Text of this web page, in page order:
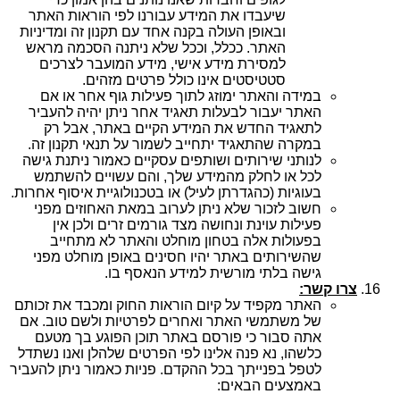
שיעבדו את המידע עבורנו לפי הוראות האתר
ובאופן העולה בקנה אחד עם תקנון זה ומדיניות
האתר. ככלל, וככל שלא ניתנה הסכמה מראש
למסירת מידע אישי, מידע המועבר לצרכים
סטטיסטים אינו כולל פרטים מזהים.
במידה והאתר ימוזג לתוך פעילות גוף אחר או אם
האתר יעבור לבעלות תאגיד אחר ניתן יהיה להעביר
לתאגיד החדש את המידע הקיים באתר, אבל רק
במקרה שהתאגיד יתחייב לשמור על תנאי תקנון זה.
לנותני שירותים ושותפים עסקיים כאמור ניתנת גישה
לכל או לחלק מהמידע שלך, והם עשויים להשתמש
בעוגיות (כהגדרתן לעיל) או בטכנולוגיית איסוף אחרות.
חשוב לזכור שלא ניתן לערוב במאת האחוזים מפני
פעילות עוינת ונחושה מצד גורמים זרים ולכן אין
בפעולות אלה בטחון מוחלט והאתר לא מתחייב
שהשירותים באתר יהיו חסינים באופן מוחלט מפני
גישה בלתי מורשית למידע הנאסף בו.
צרו קשר:
האתר מקפיד על קיום הוראות החוק ומכבד את זכותם
של משתמשי האתר ואחרים לפרטיות ולשם טוב. אם
אתה סבור כי פורסם באתר תוכן הפוגע בך מטעם
כלשהו, נא פנה אלינו לפי הפרטים שלהלן ואנו נשתדל
לטפל בפנייתך בכל ההקדם. פניות כאמור ניתן להעביר
באמצעים הבאים: